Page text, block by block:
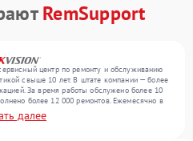
RemSupport
центр по ремонту и обслуживанию
свыше 10 лет. В штате компании — более
За время работы обслужено более 10
более 12 000 ремонтов. Ежемесячно в
единиц техники, включая , , . Мы беремся за
высокое качество обслуживания благодаря
далее